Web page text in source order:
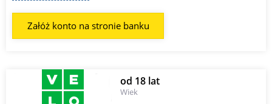
Załóż konto na stronie banku
od 18 lat
Wiek